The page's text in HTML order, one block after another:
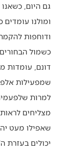
גם היום,
ומולנו
ודוחפות
כשמול
דונם, עומדות
שמפעילות
למרות
מצליחים
שאפילו מעט
יכולים בעזרת